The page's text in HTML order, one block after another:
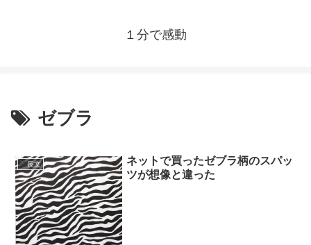
１分で感動
ゼブラ
長文
ネットで買ったゼブラ柄のスパッ
ツが想像と違った